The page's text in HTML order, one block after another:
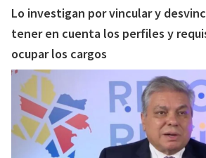
Lo investigan por vincular y
tener en cuenta los perfiles y
ocupar los cargos